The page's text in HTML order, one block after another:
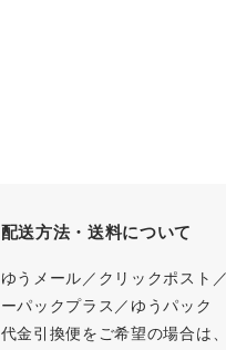
配送方法・送料について
ゆうメール／クリックポスト
ーパックプラス／ゆうパック
代金引換便をご希望の場合は